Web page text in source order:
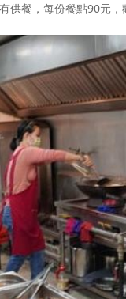
供餐，每份餐點90元